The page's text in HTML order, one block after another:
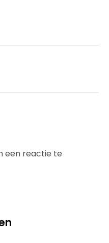
een reactie te